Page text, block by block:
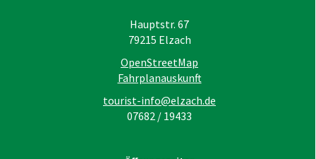
Hauptstr. 67
79215 Elzach
OpenStreetMap
Fahrplanauskunft
tourist-info@elzach.de
07682 / 19433